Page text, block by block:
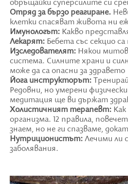
обръщайки суперсилите си
Отряд за бързо реагиране.
клетки спасяват живота ни
Имунологът: Какво
Лекарят: Бебета със секцио
Изследователят: Някои
система. Силните храни и
може да са опасни за здравето
Йога инструкторът:
Редовни, но умерени
медитация ще ви държат
Холистичният терапевт:
организма. 12 правила,
знаем, но не ги спазваме,
Нутриционистът: Лечими ли
заболявания.